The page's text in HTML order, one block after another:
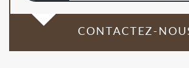
CONTACTEZ-